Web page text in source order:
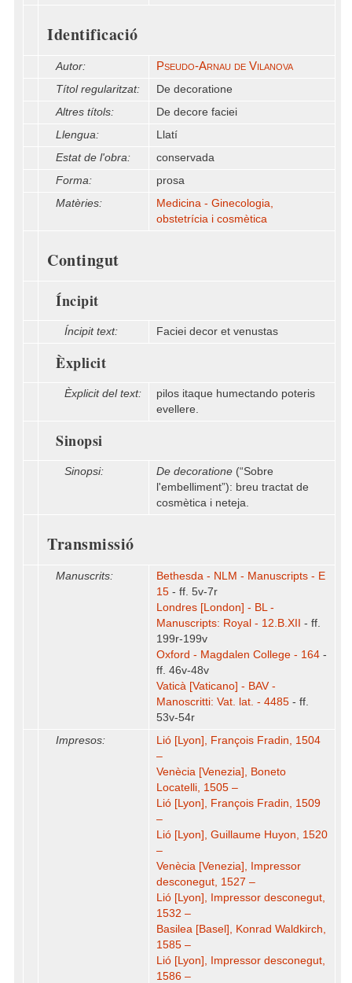
Identificació
Autor: Pseudo-Arnau de Vilanova
Títol regularitzat:
De decoratione
Altres títols:
De decore faciei
Llengua:
Llatí
Estat de l'obra:
conservada
Forma:
prosa
Matèries:
Medicina - Ginecologia,
obstetrícia i cosmètica
Contingut
Íncipit
Íncipit text: Faciei decor et venustas
Èxplicit
Èxplicit del text:
pilos itaque humectando poteris
evellere.
Sinopsi
Sinopsi: De decoratione (“Sobre
l'embelliment”): breu tractat de
cosmètica i neteja.
Transmissió
Manuscrits:
Bethesda - NLM - Manuscripts - E
15 - ff. 5v-7r
Londres [London] - BL -
Manuscripts: Royal - 12.B.XII
- ff.
199r-199v
Oxford - Magdalen College - 164 -
ff. 46v-48v
Vaticà [Vaticano] - BAV -
Manoscritti: Vat. lat. - 4485 - ff.
53v-54r
Impresos:
Lió [Lyon], François Fradin, 1504
–
Venècia [Venezia], Boneto
Locatelli, 1505 –
Lió [Lyon], François Fradin, 1509
–
Lió [Lyon], Guillaume Huyon, 1520
–
Venècia [Venezia], Impressor
desconegut, 1527 –
Lió [Lyon], Impressor desconegut,
1532 –
Basilea [Basel], Konrad Waldkirch,
1585 –
Lió [Lyon], Impressor desconegut,
1586 –